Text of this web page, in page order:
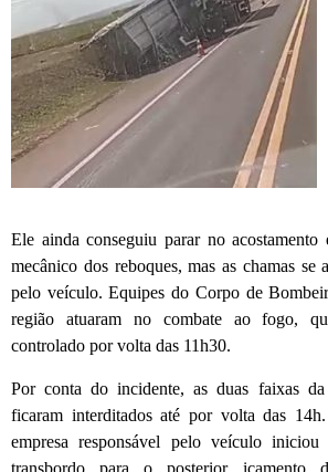
Ele ainda conseguiu parar no acostamento
mecânico dos reboques, mas as chamas se
pelo veículo. Equipes do Corpo de
região atuaram no combate ao fogo,
controlado por volta das 11h30.
Por conta do incidente, as duas faixas
ficaram interditados até por volta das
empresa responsável pelo veículo iniciou